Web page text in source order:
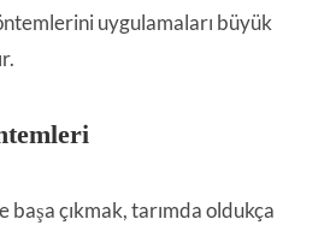
uygulamaları büyük
başa çıkmak, tarımda oldukça